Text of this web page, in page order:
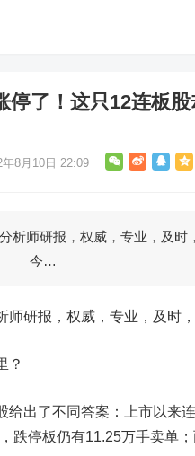
停了！这只12连板
年8月10日 22:09
师研报，权威，专业，及
？ 今…
研报，权威，专业，及时，
？
出了不同答案：上市以来
跌停板仍有11.25万手卖单